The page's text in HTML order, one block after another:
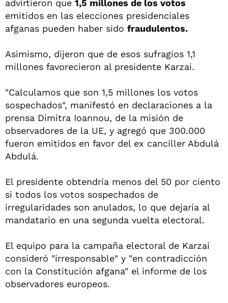
advirtieron que 1,5 millones de los votos
emitidos en las elecciones presidenciales
afganas pueden haber sido fraudulentos.
Asimismo, dijeron que de esos sufragios 1,1
millones favorecieron al presidente Karzai.
"Calculamos que son 1,5 millones los votos
sospechados", manifestó en declaraciones a la
prensa Dimitra Ioannou, de la misión de
observadores de la UE, y agregó que 300.000
fueron emitidos en favor del ex canciller Abdulá
Abdulá.
El presidente obtendría menos del 50 por ciento
si todos los votos sospechados de
irregularidades son anulados, lo que dejaría al
mandatario en una segunda vuelta electoral.
El equipo para la campaña electoral de Karzai
consideró "irresponsable" y "en contradicción
con la Constitución afgana" el informe de los
observadores europeos.